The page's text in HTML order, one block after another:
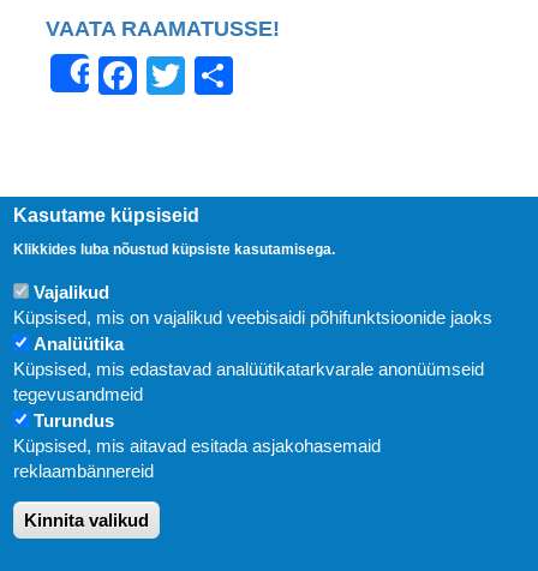
VAATA RAAMATUSSE!
ShareFacebook
Twitter
Uudised
KIRJASTUS PEGASUS OÜ © 2020
Paldiski mnt. 29 (A korpus VI korrus), Tallinn
Kasutame küpsiseid
Klikkides luba nõustud küpsiste kasutamisega.
Vajalikud
Küpsised, mis on vajalikud veebisaidi põhifunktsioonide jaoks
Analüütika
Küpsised, mis edastavad analüütikatarkvarale anonüümseid
tegevusandmeid
Turundus
Küpsised, mis aitavad esitada asjakohasemaid
reklaambännereid
Kinnita valikud